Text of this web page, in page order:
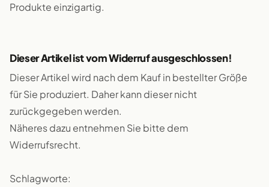
Produkte einzigartig.
Dieser Artikel ist vom Widerruf ausgeschlossen!
Dieser Artikel wird nach dem Kauf in bestellter Größe
für Sie produziert. Daher kann dieser nicht
zurückgegeben werden.
Näheres dazu entnehmen Sie bitte dem
Widerrufsrecht.
Schlagworte: